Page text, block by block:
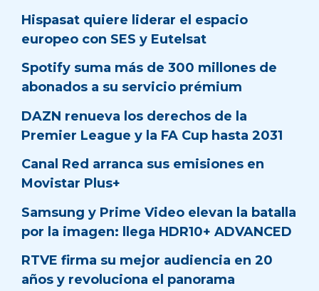
Hispasat quiere liderar el espacio
europeo con SES y Eutelsat
Spotify suma más de 300 millones de
abonados a su servicio prémium
DAZN renueva los derechos de la
Premier League y la FA Cup hasta 2031
Canal Red arranca sus emisiones en
Movistar Plus+
Samsung y Prime Video elevan la batalla
por la imagen: llega HDR10+ ADVANCED
RTVE firma su mejor audiencia en 20
años y revoluciona el panorama